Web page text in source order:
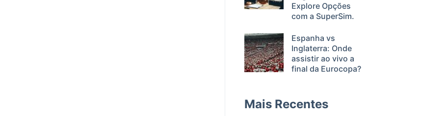
Explore Opções
com a SuperSim.
Espanha vs
Inglaterra: Onde
assistir ao vivo a
final da Eurocopa?
Mais Recentes